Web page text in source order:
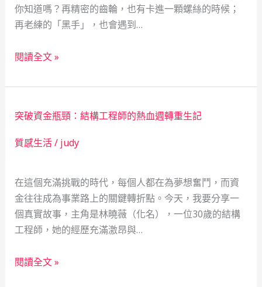
哲
學：
舖
只
當
舖，
更
社
會
安
全
你知道嗎？再精密的齒輪，也有卡進一顆螺絲的時候；
再老練的「黑手」，也會遇到…
當
械
到
「失
速」：
台
CNC
與
一
當
閱讀全文 »
突破資金瓶頸：結構工程師的熱血週轉重生記
質感生活/ judy
在這個充滿挑戰的時代，每個人都在為夢想奮鬥，而資
金往往成為事業路上的關鍵轉折點。今天，我要分享一
個真實故事，主角是林曉薇（化名），一位30歲的結構
工程師，她的經歷充滿激昂與…
突
閱讀全文 »